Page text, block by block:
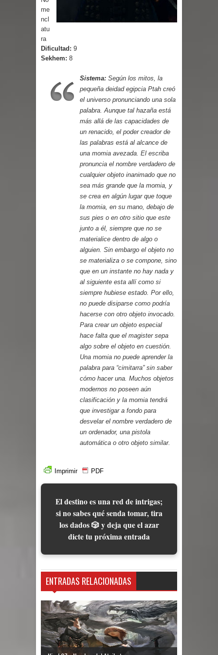
me
ncl
atu
ra
Dificultad: 9
Sekhem: 8
Sistema: Según los mitos, la
pequeña deidad egipcia Ptah creó
el universo pronunciando una sola
palabra. Aunque tal hazaña está
más allá de las capacidades de
un renacido, el poder creador de
las palabras está al alcance de
una momia avezada. El escriba
pronuncia el nombre verdadero de
cualquier objeto inanimado que no
sea más grande que la momia, y
se crea en algún lugar que toque
la momia, en su mano, debajo de
sus pies o en otro sitio que este
junto a él, siempre que no se
materialice dentro de algo o
alguien. Sin embargo el objeto no
se materializa o se compone, sino
que en un instante no hay nada y
al siguiente esta allí como si
siempre hubiese estado. Por ello,
no puede disiparse como podría
hacerse con otro objeto invocado.
Para crear un objeto especial
hace falta que el magister sepa
algo sobre el objeto en cuestión.
Una momia no puede aprender la
palabra para “cimitarra” sin saber
cómo hacer una. Muchos objetos
modernos no poseen aún
clasificación y la momia tendrá
que investigar a fondo para
desvelar el nombre verdadero de
un ordenador, una pistola
automática o otro objeto similar.
Imprimir PDF
El destino es una red de intrigas;
si no sabes qué senda tomar, tira
los dados 🎲 y deja que el azar
dicte tu próxima entrada
ENTRADAS RELACIONADAS